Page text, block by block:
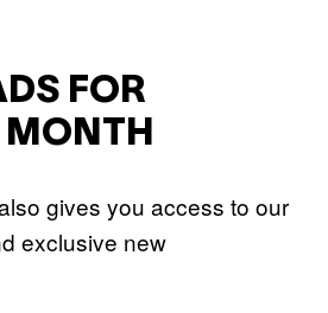
FOR
gives you access to our
exclusive new